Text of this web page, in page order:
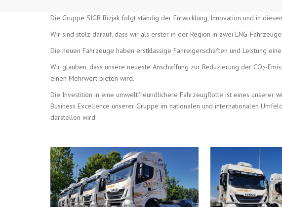
Die Gruppe SIGR Bizjak folgt ständig der Entwicklung, Innovation und in
Wir sind stolz darauf, dass wir als erster in der Region in zwei LNG-
Die neuen Fahrzeuge haben erstklassige Fahreigenschaften und Leistung
Wir glauben, dass unsere neueste Anschaffung zur Reduzierung der CO2-
einen Mehrwert bieten wird.
Die Investition in eine umweltfreundlichere Fahrzeugflotte ist eines unserer
Business Excellence unserer Gruppe im nationalen und internationalen
darstellen wird.